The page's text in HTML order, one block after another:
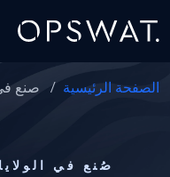
الصفحة الرئيسية / صنع في
صُنع في